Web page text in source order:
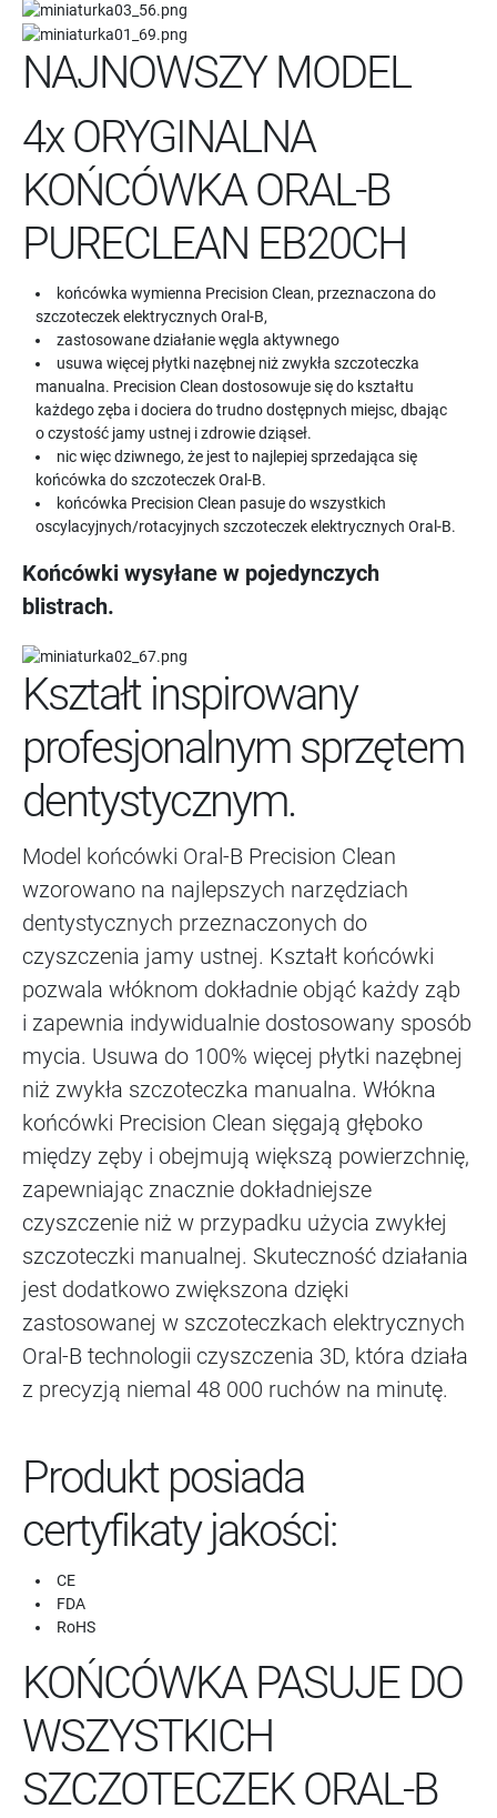
NAJNOWSZY MODEL
4x ORYGINALNA
KOŃCÓWKA ORAL-B
PURECLEAN EB20CH
końcówka wymienna Precision Clean, przeznaczona do
szczoteczek elektrycznych Oral-B,
zastosowane działanie węgla aktywnego
usuwa więcej płytki nazębnej niż zwykła szczoteczka
manualna. Precision Clean dostosowuje się do kształtu
każdego zęba i dociera do trudno dostępnych miejsc, dbając
o czystość jamy ustnej i zdrowie dziąseł.
nic więc dziwnego, że jest to najlepiej sprzedająca się
końcówka do szczoteczek Oral-B.
końcówka Precision Clean pasuje do wszystkich
oscylacyjnych/rotacyjnych szczoteczek elektrycznych Oral-B.
Końcówki wysyłane w pojedynczych
blistrach.
Kształt inspirowany
profesjonalnym sprzętem
dentystycznym.
Model końcówki Oral-B Precision Clean
wzorowano na najlepszych narzędziach
dentystycznych przeznaczonych do
czyszczenia jamy ustnej. Kształt końcówki
pozwala włóknom dokładnie objąć każdy ząb
i zapewnia indywidualnie dostosowany sposób
mycia. Usuwa do 100% więcej płytki nazębnej
niż zwykła szczoteczka manualna. Włókna
końcówki Precision Clean sięgają głęboko
między zęby i obejmują większą powierzchnię,
zapewniając znacznie dokładniejsze
czyszczenie niż w przypadku użycia zwykłej
szczoteczki manualnej. Skuteczność działania
jest dodatkowo zwiększona dzięki
zastosowanej w szczoteczkach elektrycznych
Oral-B technologii czyszczenia 3D, która działa
z precyzją niemal 48 000 ruchów na minutę.
Produkt posiada
certyfikaty jakości:
CE
FDA
RoHS
KOŃCÓWKA PASUJE DO
WSZYSTKICH
SZCZOTECZEK ORAL-B